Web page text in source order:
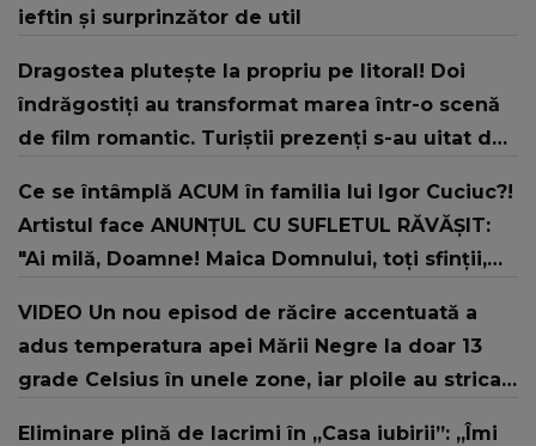
ieftin și surprinzător de util
Dragostea plutește la propriu pe litoral! Doi
îndrăgostiți au transformat marea într-o scenă
de film romantic. Turiștii prezenți s-au uitat de
Ce se întâmplă ACUM în familia lui Igor Cuciuc?!
Artistul face ANUNȚUL CU SUFLETUL RĂVĂȘIT:
"Ai milă, Doamne! Maica Domnului, toți sfinții,
VIDEO Un nou episod de răcire accentuată a
adus temperatura apei Mării Negre la doar 13
grade Celsius în unele zone, iar ploile au stricat
Eliminare plină de lacrimi în „Casa iubirii”: „Îmi